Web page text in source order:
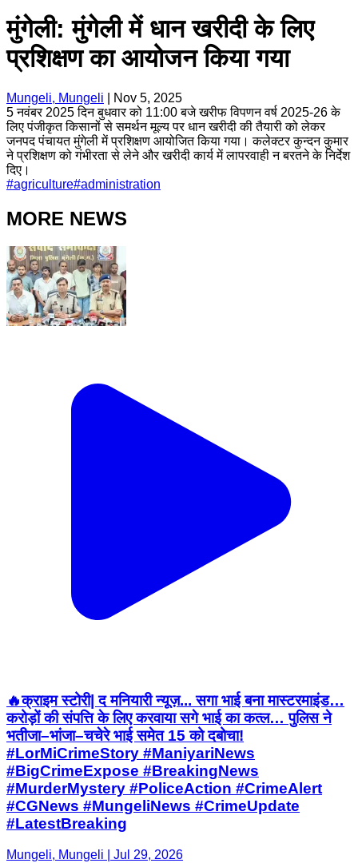
मुंगेली: मुंगेली में धान खरीदी के लिए
प्रशिक्षण का आयोजन किया गया
Mungeli, Mungeli
Nov 5, 2025
5 नवंबर 2025 दिन बुधवार को 11:00 बजे खरीफ विपणन वर्ष 2025-26 के
लिए पंजीकृत किसानों से समर्थन मूल्य पर धान खरीदी की तैयारी को लेकर
जनपद पंचायत मुंगेली में प्रशिक्षण आयोजित किया गया। कलेक्टर कुन्दन कुमार
ने प्रशिक्षण को गंभीरता से लेने और खरीदी कार्य में लापरवाही न बरतने के निर्देश
दिए।
#agriculture#administration
MORE NEWS
🔥क्राइम स्टोरी| द मनियारी न्यूज़... सगा भाई बना मास्टरमाइंड…
करोड़ों की संपत्ति के लिए करवाया सगे भाई का कत्ल… पुलिस ने
भतीजा–भांजा–चचेरे भाई समेत 15 को दबोचा!
#LorMiCrimeStory #ManiyariNews
#BigCrimeExpose #BreakingNews
#MurderMystery #PoliceAction #CrimeAlert
#CGNews #MungeliNews #CrimeUpdate
#LatestBreaking
Mungeli, Mungeli | Jul 29, 2026